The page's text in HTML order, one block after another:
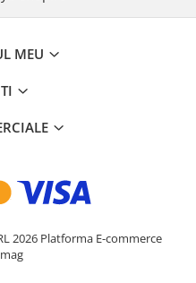
MEU
2026 Platforma E-commerce